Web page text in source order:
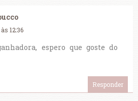
12:36
espero que goste do
Responder